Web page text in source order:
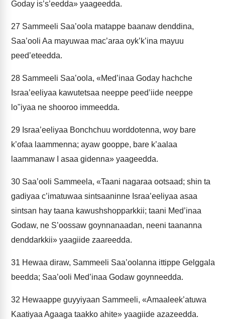
Goday is’s’eedda» yaageedda.
27 Sammeeli Saa’oola matappe baanaw denddina,
Saa’ooli Aa mayuwaa mac’araa oyk’k’ina mayuu
peed’eteedda.
28 Sammeeli Saa’oola, «Med’inaa Goday hachche
Israa’eeliyaa kawutetsaa neeppe peed’iide neeppe
lo"iyaa ne shooroo immeedda.
29 Israa’eeliyaa Bonchchuu worddotenna, woy bare
k’ofaa laammenna; ayaw gooppe, bare k’aalaa
laammanaw I asaa gidenna» yaageedda.
30 Saa’ooli Sammeela, «Taani nagaraa ootsaad; shin ta
gadiyaa c’imatuwaa sintsaaninne Israa’eeliyaa asaa
sintsan hay taana kawushshopparkkii; taani Med’inaa
Godaw, ne S’oossaw goynnanaadan, neeni taananna
denddarkkii» yaagiide zaareedda.
31 Hewaa diraw, Sammeeli Saa’oolanna ittippe Gelggala
beedda; Saa’ooli Med’inaa Godaw goynneedda.
32 Hewaappe guyyiyaan Sammeeli, «Amaaleek’atuwa
Kaatiyaa Agaaga taakko ahite» yaagiide azazeedda.